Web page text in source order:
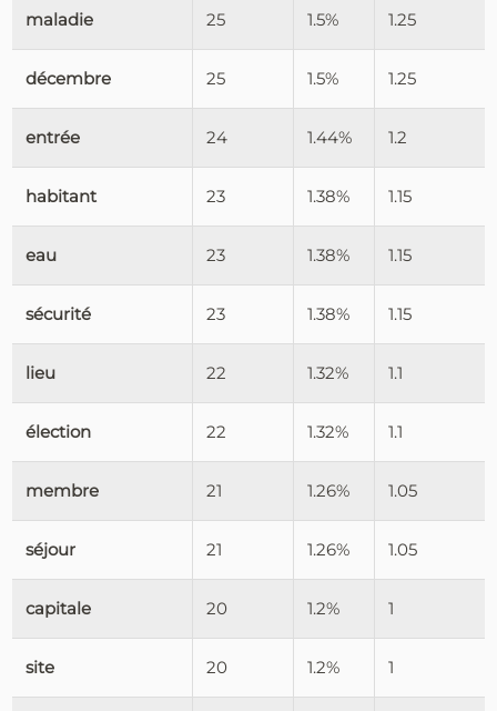
maladie 25 1.5% 1.25
décembre 25 1.5% 1.25
entrée 24 1.44% 1.2
habitant 23 1.38% 1.15
eau 23 1.38% 1.15
sécurité 23 1.38% 1.15
lieu 22 1.32% 1.1
élection 22 1.32% 1.1
membre 21 1.26% 1.05
séjour 21 1.26% 1.05
capitale 20 1.2% 1
site 20 1.2% 1